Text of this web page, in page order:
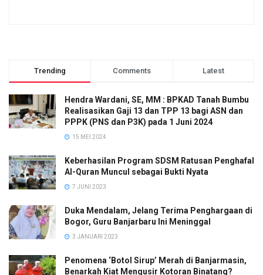
Trending Comments Latest
Hendra Wardani, SE, MM : BPKAD Tanah Bumbu
Realisasikan Gaji 13 dan TPP 13 bagi ASN dan
PPPK (PNS dan P3K) pada 1 Juni 2024
15 MEI 2024
Keberhasilan Program SDSM Ratusan Penghafal
Al-Quran Muncul sebagai Bukti Nyata
7 JUNI 2023
Duka Mendalam, Jelang Terima Penghargaan di
Bogor, Guru Banjarbaru Ini Meninggal
3 JANUARI 2023
Penomena ‘Botol Sirup’ Merah di Banjarmasin,
Benarkah Kiat Mengusir Kotoran Binatang?